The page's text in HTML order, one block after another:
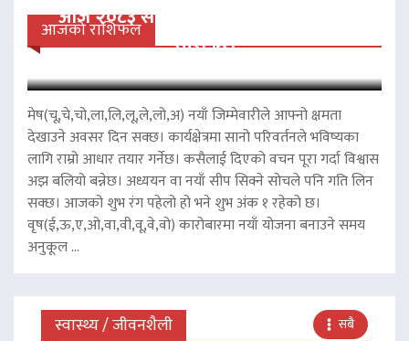
आजको राशिफल
आज २०८३ साल साउन २३ गते शनिवारको
राशिफल
मेष(चू,चे,चो,ला,लि,लू,ले,लो,अ) नयाँ जिम्मेवारीले आफ्नो क्षमता
देखाउने अवसर दिन सक्छ। कार्यक्षेत्रमा सानो परिवर्तनले भविष्यका
लागि राम्रो आधार तयार गर्नेछ। कसैलाई दिएको वचन पूरा गर्दा विश्वास
अझ बलियो बन्नेछ। अध्ययन वा नयाँ सीप सिक्ने सोचले पनि गति लिन
सक्छ। आजको शुभ रंग पहेलो हो भने शुभ अंक १ रहेको छ।
वृष(ई,ऊ,ए,ओ,वा,वी,वू,वे,वो) कारोबारमा नयाँ योजना बनाउने समय
अनुकूल ...
स्वास्थ्य / जीवनशैली सबै